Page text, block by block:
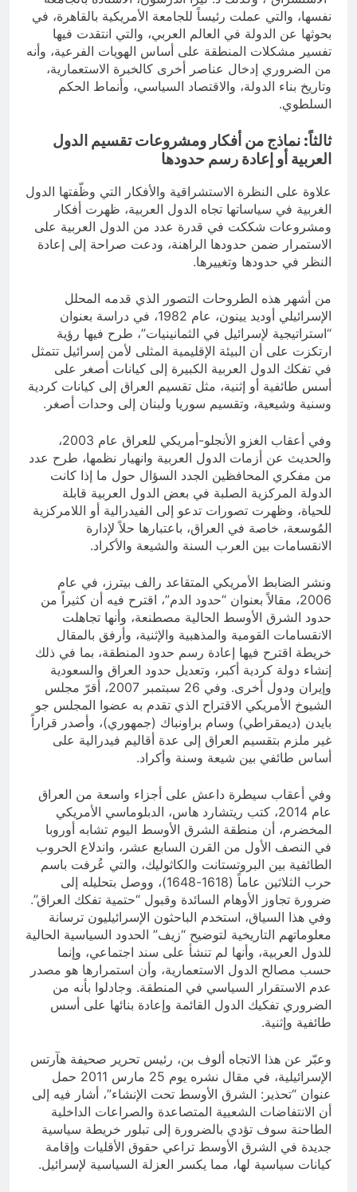
نفسها، والتي عملت رئيساً للجامعة الأمريكية بالقاهرة، في
بحوثها عن الدولة في العالم العربي، والتي انتقدت فيها
تفسير مشكلات المنطقة على أساس الهويات الفرعية، وأنه
من الضروري إدخال عناصر أخرى كالخبرة الاستعمارية،
وتاريخ بناء الدولة، والاقتصاد السياسي، وأنماط الحكم
السلطوي.
ثالثاً: نماذج من أفكار ومشروعات تقسيم الدول
العربية أو إعادة رسم حدودها
علاوة على النظرة الاستشراقية والأفكار التي وظّفتها الدول
الغربية في سياساتها تجاه الدول العربية، ظهرت أفكار
ومشروعات شككت في قدرة عدد من الدول العربية على
الاستمرار ضمن حدودها الراهنة، ودعت صراحة إلى إعادة
النظر في حدودها وتغييرها.
من أشهر هذه الطروحات التصور الذي قدمه المحلل
الإسرائيلي أوديد يينون، عام 1982، في دراسة بعنوان
“استراتيجية لإسرائيل في الثمانينيات”، طرح فيها رؤية
ارتكزت على أن البيئة الإقليمية المثلى لأمن إسرائيل تتمثل
في تفكك الدول العربية الكبيرة إلى كيانات أصغر على
أسس طائفية أو إثنية، مثل تقسيم العراق إلى كيانات كردية
وسنية وشيعية، وتقسيم سوريا ولبنان إلى وحدات أصغر.
وفي أعقاب الغزو الأنجلو-أمريكي للعراق عام 2003،
والحديث عن أزمات الدول العربية وانهيار نظمها، طرح عدد
من مفكري المحافظين الجدد السؤال حول ما إذا كانت
الدولة المركزية الصلبة في بعض الدول العربية قابلة
للحياة، وظهرت تصورات تدعو إلى الفيدرالية أو اللامركزية
المُوسعة، خاصة في العراق، باعتبارها حلاً لإدارة
الانقسامات بين العرب السنة والشيعة والأكراد.
ونشر الضابط الأمريكي المتقاعد رالف بيترز، في عام
2006، مقالاً بعنوان “حدود الدم”، اقترح فيه أن كثيراً من
حدود الشرق الأوسط الحالية مصطنعة، وأنها تجاهلت
الانقسامات القومية والمذهبية والإثنية، وأرفق بالمقال
خريطة اقترح فيها إعادة رسم حدود المنطقة، بما في ذلك
إنشاء دولة كردية أكبر، وتعديل حدود العراق والسعودية
وإيران ودول أخرى. وفي 26 سبتمبر 2007، أقرّ مجلس
الشيوخ الأمريكي الاقتراح الذي تقدم به عضوا المجلس جو
بايدن (ديمقراطي) وسام براونباك (جمهوري)، وأصدر قراراً
غير ملزم بتقسيم العراق إلى عدة أقاليم فيدرالية على
أساس طائفي بين شيعة وسنة وأكراد.
وفي أعقاب سيطرة داعش على أجزاء واسعة من العراق
عام 2014، كتب ريتشارد هاس، الدبلوماسي الأمريكي
المخضرم، أن منطقة الشرق الأوسط اليوم تشابه أوروبا
في النصف الأول من القرن السابع عشر، واندلاع الحروب
الطائفية بين البروتستانت والكاثوليك، والتي عُرفت باسم
حرب الثلاثين عاماً (1618-1648)، ووصل بتحليله إلى
ضرورة تجاوز الأوهام السائدة وقبول “حتمية تفكك العراق”.
وفي هذا السياق، استخدم الباحثون الإسرائيليون ترسانة
معلوماتهم التاريخية لتوضيح “زيف” الحدود السياسية الحالية
للدول العربية، وأنها لم تنشأ على سند اجتماعي، وإنما
حسب مصالح الدول الاستعمارية، وأن استمرارها هو مصدر
عدم الاستقرار السياسي في المنطقة. وجادلوا بأنه من
الضروري تفكيك الدول القائمة وإعادة بنائها على أسس
طائفية وإثنية.
وعبّر عن هذا الاتجاه ألوف بن، رئيس تحرير صحيفة هآرتس
الإسرائيلية، في مقال نشره يوم 25 مارس 2011 حمل
عنوان “تحذير: الشرق الأوسط تحت الإنشاء”، أشار فيه إلى
أن الانتفاضات الشعبية المتصاعدة والصراعات الداخلية
الطاحنة سوف تؤدي بالضرورة إلى تبلور خريطة سياسية
جديدة في الشرق الأوسط تراعي حقوق الأقليات وإقامة
كيانات سياسية لها، مما يكسر العزلة السياسية لإسرائيل.